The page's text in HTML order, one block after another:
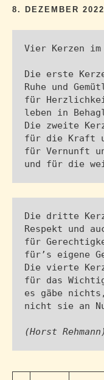
8. DEZEMBER 2022
Vier Kerzen im
Die erste
Ruhe und
für
leben in
Die zweite
für die Kraft
für Vernunft
und für die
Die dritte
Respekt und
für
für’s eigene
Die vierte
für das
es gäbe
nicht sie an
(Horst Rehmann)